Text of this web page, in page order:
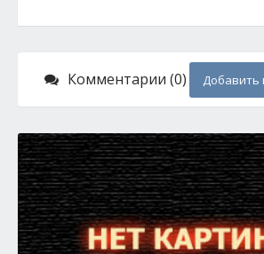
Комментарии (0) Добавить